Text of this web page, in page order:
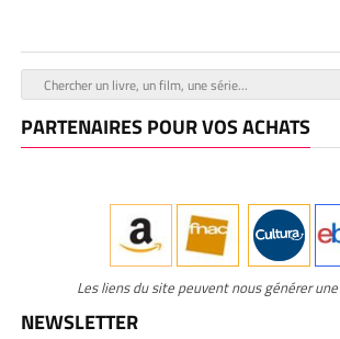
PARTENAIRES POUR VOS ACHATS
Les liens du site peuvent nous générer
NEWSLETTER